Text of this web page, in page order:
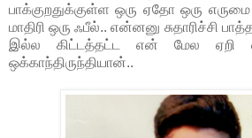
பாக்குறதுக்குள்ள ஒரு ஏதோ ஒரு
மாதிரி ஒரு ஃபீல்.. என்னனு சுதாரிச்சி
இல்ல கிட்டத்தட்ட என் மேல ஏறி
ஒக்காந்திருந்தியான்..